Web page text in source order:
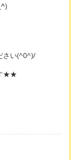
)
さい(^0^)/
★★